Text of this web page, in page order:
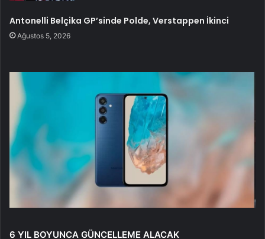
Antonelli Belçika GP’sinde Polde, Verstappen İkinci
Ağustos 5, 2026
6 YIL BOYUNCA GÜNCELLEME ALACAK